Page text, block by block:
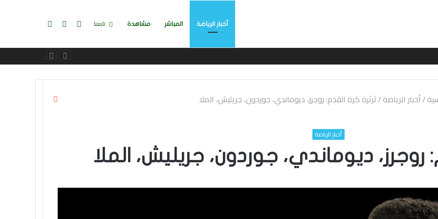
أخبار الرياضة المباشر مشاهدة إضافة تسجيل تابعنا
/أخبار الرياضة/ثرثرة كرة القدم: روجرز، ديوماندي، جوردون، جريليش، الملا
أخبار الرياضة
روجرز، ديوماندي، جوردون، جريليش، الملا